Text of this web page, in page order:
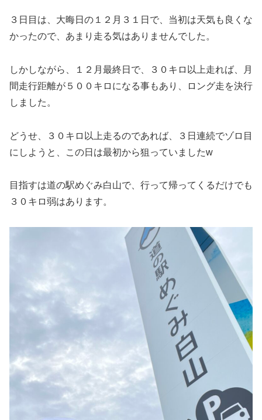
３日目は、大晦日の１２月３１日で、当初は天気も良くな
かったので、あまり走る気はありませんでした。
しかしながら、１２月最終日で、３０キロ以上走れば、月
間走行距離が５００キロになる事もあり、ロング走を決行
しました。
どうせ、３０キロ以上走るのであれば、３日連続でゾロ目
にしようと、この日は最初から狙っていましたw
目指すは道の駅めぐみ白山で、行って帰ってくるだけでも
３０キロ弱はあります。